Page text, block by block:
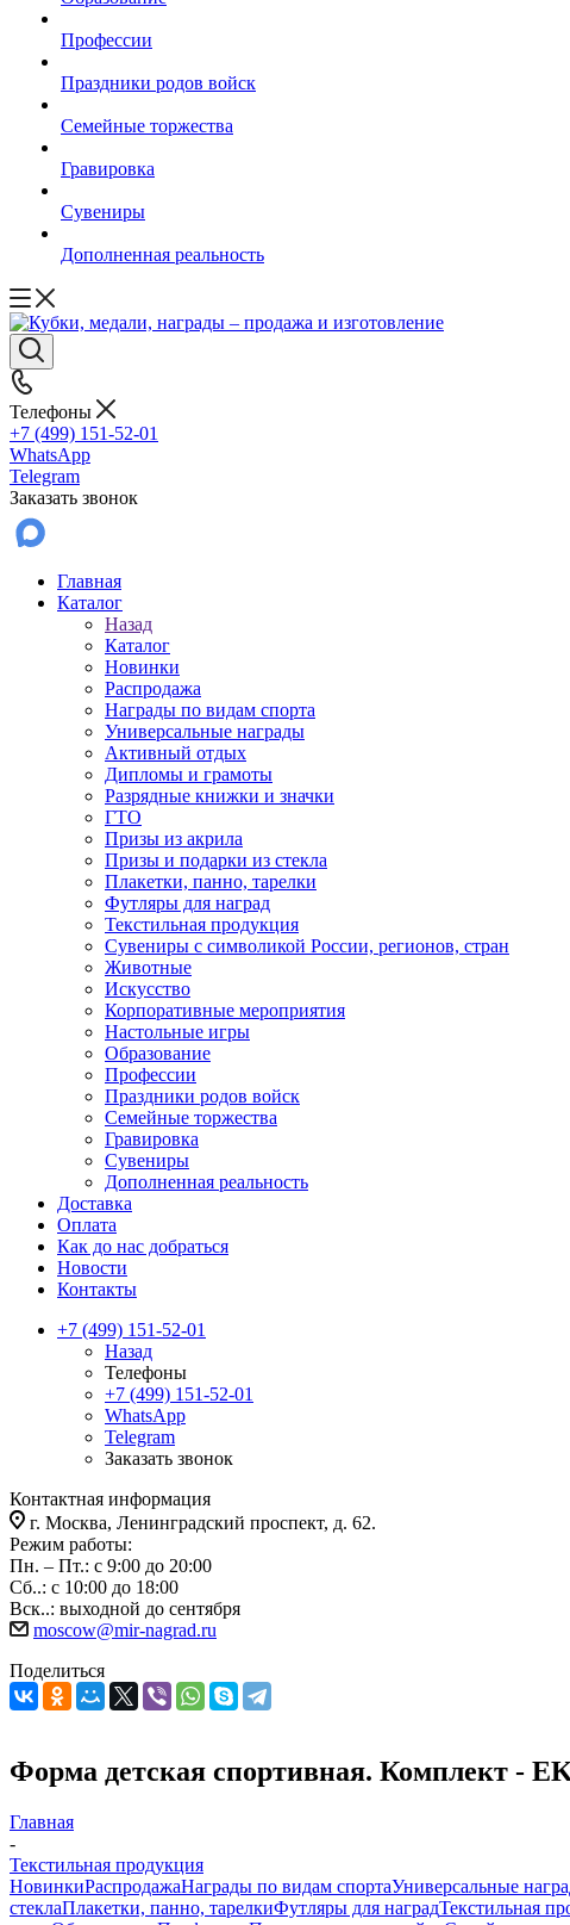
Профессии
Праздники родов войск
Семейные торжества
Гравировка
Сувениры
Дополненная реальность
Телефоны
+7 (499) 151-52-01
WhatsApp
Telegram
Заказать звонок
Главная
Каталог
Назад
Каталог
Новинки
Распродажа
Награды по видам спорта
Универсальные награды
Активный отдых
Дипломы и грамоты
Разрядные книжки и значки
ГТО
Призы из акрила
Призы и подарки из стекла
Плакетки, панно, тарелки
Футляры для наград
Текстильная продукция
Сувениры с символикой России, регионов, стран
Животные
Искусство
Корпоративные мероприятия
Настольные игры
Образование
Профессии
Праздники родов войск
Семейные торжества
Гравировка
Сувениры
Дополненная реальность
Доставка
Оплата
Как до нас добраться
Новости
Контакты
+7 (499) 151-52-01
Назад
Телефоны
+7 (499) 151-52-01
WhatsApp
Telegram
Заказать звонок
Контактная информация
г. Москва, Ленинградский проспект, д. 62.
Режим работы:
Пн. – Пт.: с 9:00 до 20:00
Сб..: с 10:00 до 18:00
Вск..: выходной до сентября
moscow@mir-nagrad.ru
Поделиться
Форма детская спортивная. Комплект -
Главная
-
Текстильная продукция
НовинкиРаспродажаНаграды по видам спортаУниверсальные
стеклаПлакетки, панно, тарелкиФутляры для наградТекстильная